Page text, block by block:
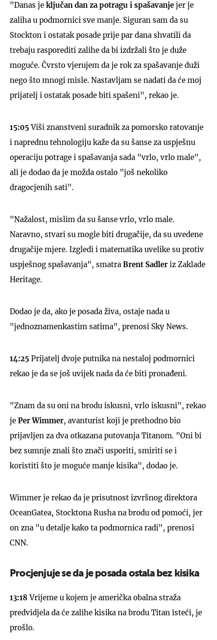
"Danas je ključan dan za potragu i spašavanje jer je
zaliha u podmornici sve manje. Siguran sam da su
Stockton i ostatak posade prije par dana shvatili da
trebaju rasporediti zalihe da bi izdržali što je duže
moguće. Čvrsto vjerujem da je rok za spašavanje duži
nego što mnogi misle. Nastavljam se nadati da će moj
prijatelj i ostatak posade biti spašeni", rekao je.
15:05Viši znanstveni suradnik za pomorsko ratovanje
i naprednu tehnologiju kaže da su šanse za uspješnu
operaciju potrage i spašavanja sada "vrlo, vrlo male",
ali je dodao da je možda ostalo "još nekoliko
dragocjenih sati".
"Nažalost, mislim da su šanse vrlo, vrlo male.
Naravno, stvari su mogle biti drugačije, da su uvedene
drugačije mjere. Izgledi i matematika uvelike su protiv
uspješnog spašavanja", smatra Brent Sadler iz Zaklade
Heritage.
Dodao je da, ako je posada živa, ostaje nada u
"jednoznamenkastim satima", prenosi Sky News.
14:25 Prijatelj dvoje putnika na nestaloj podmornici
rekao je da se još uvijek nada da će biti pronađeni.
"Znam da su oni na brodu iskusni, vrlo iskusni", rekao
je Per Wimmer, avanturist koji je prethodno bio
prijavljen za dva otkazana putovanja Titanom. "Oni bi
bez sumnje znali što znači usporiti, smiriti se i
koristiti što je moguće manje kisika", dodao je.
Wimmer je rekao da je prisutnost izvršnog direktora
OceanGatea, Stocktona Rusha na brodu od pomoći, jer
on zna "u detalje kako ta podmornica radi", prenosi
CNN.
Procjenjuje se da je posada ostala bez kisika
13:18Vrijeme u kojem je američka obalna straža
predvidjela da će zalihe kisika na brodu Titan isteći, je
prošlo.